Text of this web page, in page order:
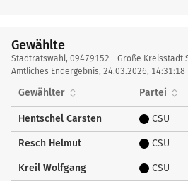
Gewählte
Gewählte
Stadtratswahl, 09479152 - Große Kreisstadt
Amtliches Endergebnis, 24.03.2026, 14:31:18
Gewählter Partei
Hentschel Carsten CSU
Resch Helmut CSU
Kreil Wolfgang CSU